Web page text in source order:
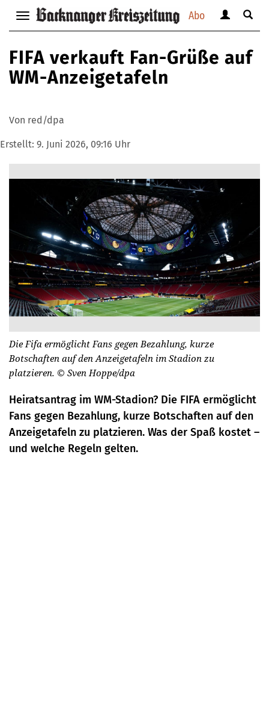
Abo
Navigation
anzeigen
verbergen
anzeigen
verbergen
Suche
FIFA verkauft Fan-Grüße auf
WM-Anzeigetafeln
Von red/dpa
Erstellt: 9. Juni 2026, 09:16 Uhr
Die Fifa ermöglicht Fans gegen Bezahlung, kurze
Botschaften auf den Anzeigetafeln im Stadion zu
platzieren. © Sven Hoppe/dpa
Heiratsantrag im WM-Stadion? Die FIFA ermöglicht
Fans gegen Bezahlung, kurze Botschaften auf den
Anzeigetafeln zu platzieren. Was der Spaß kostet –
und welche Regeln gelten.